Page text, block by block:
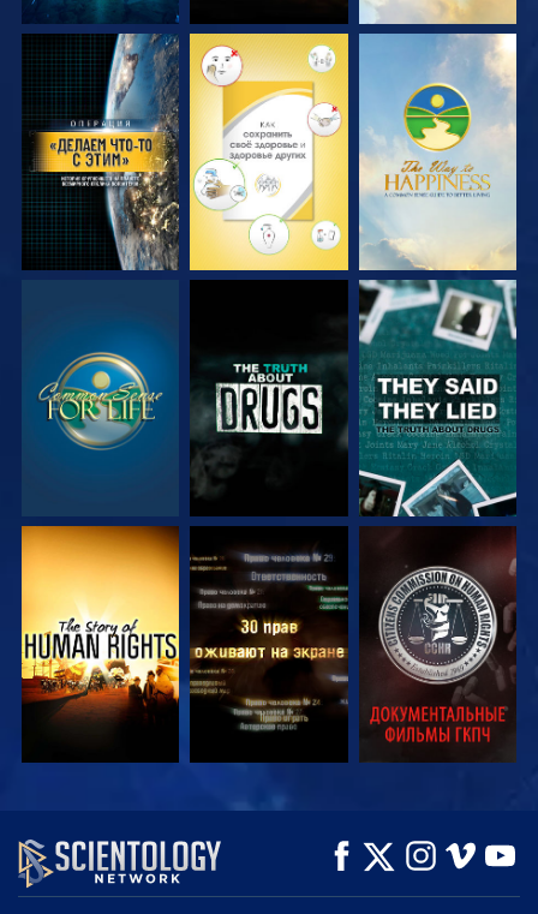
СМОТРЕТЬ СМОТРЕТЬ СМОТРЕТЬ
СМОТРЕТЬ СМОТРЕТЬ СМОТРЕТЬ
СМОТРЕТЬ СМОТРЕТЬ СМОТРЕТЬ
СМОТРЕТЬ СМОТРЕТЬ
СМОТРЕТЬ
ПЕРЕДАЧИ